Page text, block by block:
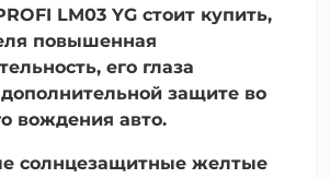
LM03 YG стоит купить,
повышенная
его глаза
защите во
вождения авто.
солнцезащитные желтые